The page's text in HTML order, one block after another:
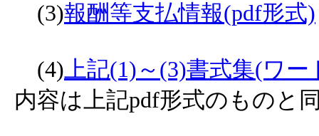
(3)報酬等支払情報(pdf形式)
(4)上記(1)～(3)書式集(ワ
内容は上記pdf形式のものと